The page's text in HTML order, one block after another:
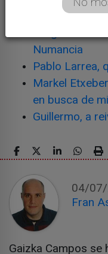
Markel
Numancia
Pablo Larrea,
Markel
en busca de
Guillermo, a
04/
Fran
Gaizka Campos se